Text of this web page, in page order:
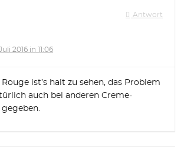
Antwort
2016 in 11:06
ist’s halt zu sehen, das Problem
auch bei anderen Creme-